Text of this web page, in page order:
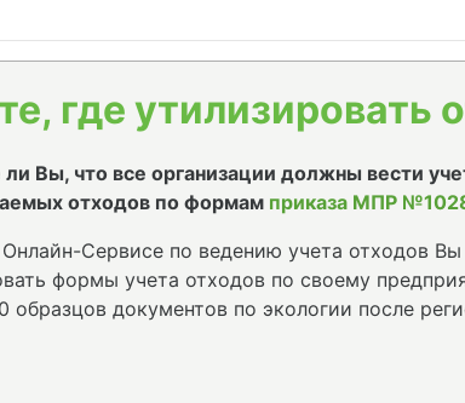
где утилизировать
ли Вы, что все организации должны вести
отходов по формам приказа МПР
Сервисе по ведению учета отходов
формы учета отходов по своему
образцов документов по экологии после